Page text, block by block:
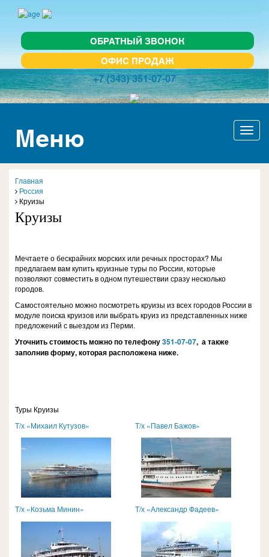
ОБРАТНЫЙ ЗВОНОК
ОФИС ПРОДАЖ
+7 (343) 351-07-07
Меню
Главная
Россия
Круизы
Круизы
Мечтаете о бескрайних морских или речных просторах? Мы
предлагаем вам купить круизные туры по России, которые
позволяют совместить в одном путешествии сразу несколько
городов.
Самостоятельно можно посмотреть круизы из всех городов России в
модуле поиска круизов или выбрать круиз из представленных ниже
предложений с выездом из Перми.
Уточнить стоимость можно по телефону351-07-07, а также
заполнив форму, которая расположена ниже.
Туры Круизы
Т/х «Михаил Кутузов»
Т/х «Павел Бажов»
Т/х «Козьма Минин» Т/х «Александр Фадеев»